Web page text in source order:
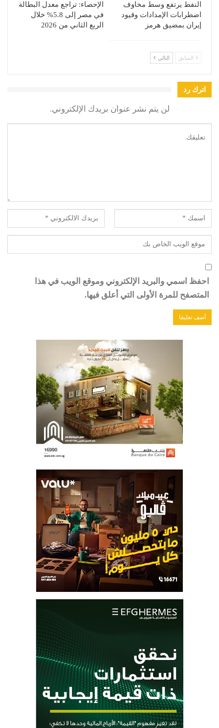
النفط يرتفع وسط مخاوف
اضطرابات الإمدادات وقيود
إيران بمضيق هرمز
الإحصاء: تراجع معدل البطالة
في مصر إلى 5.8% خلال
الربع الثاني من 2026
السابق التالي
اترك رد
لن يتم نشر عنوان بريدك الإلكتروني.
احفظ اسمي والبريد الإلكتروني وموقع الويب في هذا
المتصفح للمرة الأولى التي أعلق فيها.